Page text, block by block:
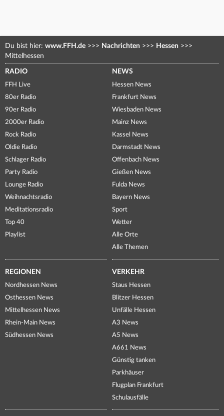
Du bist hier: www.FFH.de >>> Nachrichten >>> Hessen >>>
Mittelhessen
RADIO
FFH Live
80er Radio
90er Radio
2000er Radio
Rock Radio
Oldie Radio
Schlager Radio
Party Radio
Lounge Radio
Weihnachtsradio
Meditationsradio
Top 40
Playlist
NEWS
Hessen News
Frankfurt News
Wiesbaden News
Mainz News
Kassel News
Darmstadt News
Offenbach News
Gießen News
Fulda News
Bayern News
Sport
Wetter
Alle Orte
Alle Themen
REGIONEN
Nordhessen News
Osthessen News
Mittelhessen News
Rhein-Main News
Südhessen News
VERKEHR
Staus Hessen
Blitzer Hessen
Unfälle Hessen
A3 News
A5 News
A661 News
Günstig tanken
Parkhäuser
Flugplan Frankfurt
Schulausfälle